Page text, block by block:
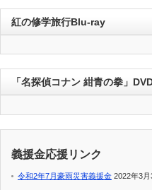
紅の修学旅行Blu-ray
「名探偵コナン 紺青の拳」
義援金応援リンク
令和2年7月豪雨災害義援金 2022年3